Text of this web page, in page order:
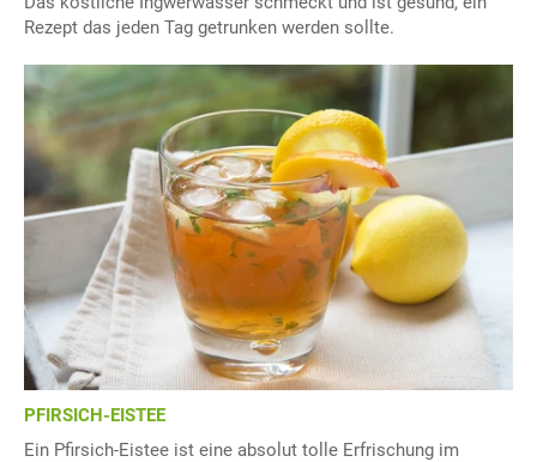
Rezept das jeden Tag getrunken werden sollte.
PFIRSICH-EISTEE
Ein Pfirsich-Eistee ist eine absolut tolle Erfrischung im